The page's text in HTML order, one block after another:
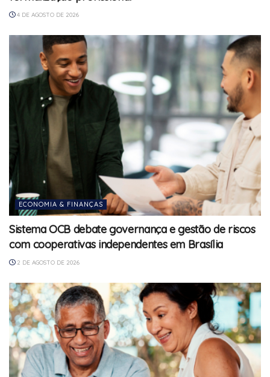
4 DE AGOSTO DE 2026
ECONOMIA & FINANÇAS
Sistema OCB debate governança e gestão de riscos
com cooperativas independentes em Brasília
2 DE AGOSTO DE 2026